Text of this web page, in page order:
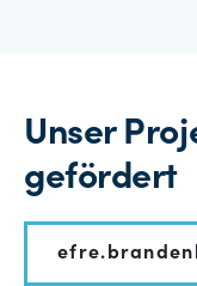
Unser
gefördert